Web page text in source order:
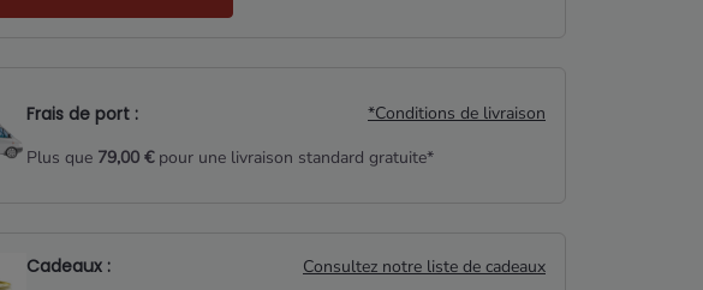
Frais de port :
*Conditions de livraison
Plus que 79,00 €pour une livraison standard gratuite*
Cadeaux :
Consultez notre liste de cadeaux